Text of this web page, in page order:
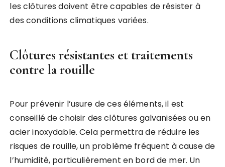
les clôtures doivent être capables de résister à
des conditions climatiques variées.
Clôtures résistantes et traitements
contre la rouille
Pour prévenir l’usure de ces éléments, il est
conseillé de choisir des clôtures galvanisées ou en
acier inoxydable. Cela permettra de réduire les
risques de rouille, un problème fréquent à cause de
l’humidité, particulièrement en bord de mer. Un